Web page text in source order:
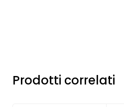
Prodotti correlati